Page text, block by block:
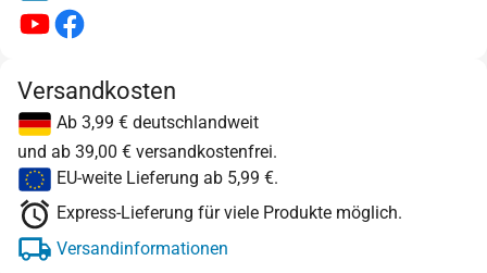
Versandkosten
Ab 3,99 € deutschlandweit
und ab 39,00 € versandkostenfrei.
EU-weite Lieferung ab 5,99 €.
Express-Lieferung für viele Produkte möglich.
Versandinformationen